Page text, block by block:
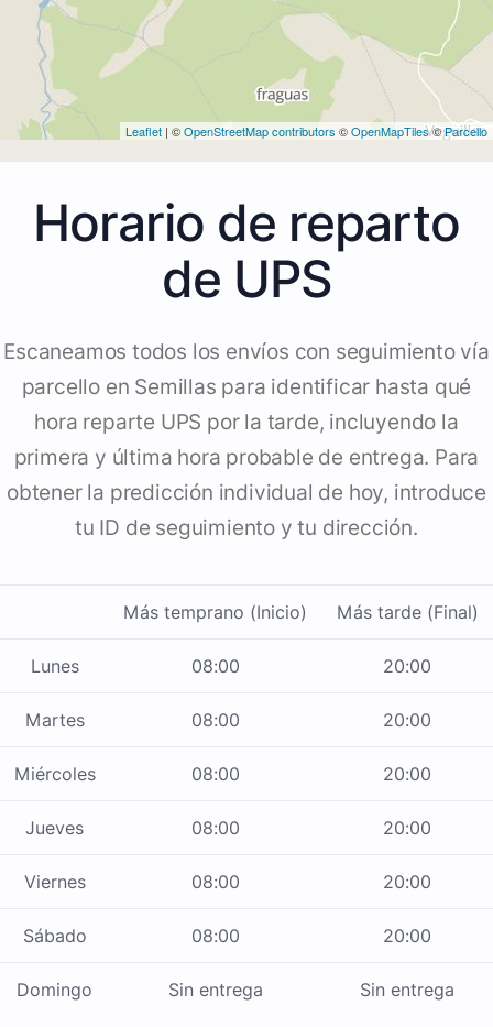
Leaflet | ©OpenStreetMap contributors ©OpenMapTiles©Parcello
Horario de reparto
de UPS
Escaneamos todos los envíos con seguimiento vía
parcello en Semillas para identificar hasta qué
hora reparte UPS por la tarde, incluyendo la
primera y última hora probable de entrega. Para
obtener la predicción individual de hoy, introduce
tu ID de seguimiento y tu dirección.
Más temprano (Inicio) Más tarde (Final)
Lunes 08:00 20:00
Martes 08:00 20:00
Miércoles 08:00 20:00
Jueves 08:00 20:00
Viernes 08:00 20:00
Sábado 08:00 20:00
Domingo Sin entrega Sin entrega